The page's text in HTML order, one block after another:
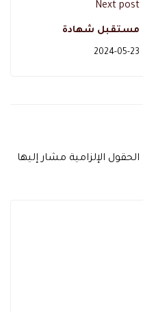
Next post
مستقبل شهادة
أخصائية التغذية
2024-05-23
الحقول الإلزامية مشار إليها